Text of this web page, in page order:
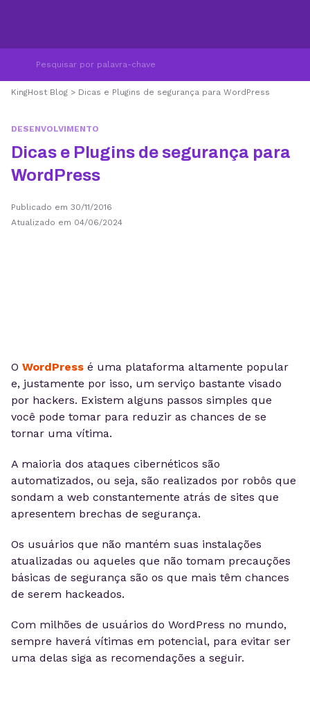
KingHost Blog > Dicas e Plugins de segurança para WordPress
DESENVOLVIMENTO
Dicas e Plugins de segurança para
WordPress
Publicado em 30/11/2016
Atualizado em 04/06/2024
O WordPress é uma plataforma altamente popular
e, justamente por isso, um serviço bastante visado
por hackers. Existem alguns passos simples que
você pode tomar para reduzir as chances de se
tornar uma vítima.
A maioria dos ataques cibernéticos são
automatizados, ou seja, são realizados por robôs que
sondam a web constantemente atrás de sites que
apresentem brechas de segurança.
Os usuários que não mantém suas instalações
atualizadas ou aqueles que não tomam precauções
básicas de segurança são os que mais têm chances
de serem hackeados.
Com milhões de usuários do WordPress no mundo,
sempre haverá vítimas em potencial, para evitar ser
uma delas siga as recomendações a seguir.